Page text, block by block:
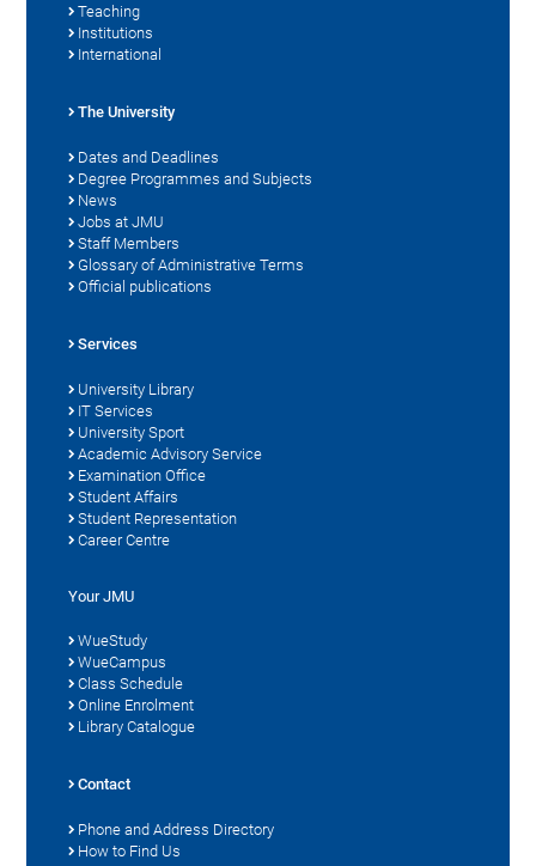
Teaching
Institutions
International
The University
Dates and Deadlines
Degree Programmes and Subjects
News
Jobs at JMU
Staff Members
Glossary of Administrative Terms
Official publications
Services
University Library
IT Services
University Sport
Academic Advisory Service
Examination Office
Student Affairs
Student Representation
Career Centre
Your JMU
WueStudy
WueCampus
Class Schedule
Online Enrolment
Library Catalogue
Contact
Phone and Address Directory
How to Find Us